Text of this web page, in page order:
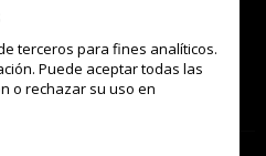
uso
terceros para fines analíticos.
Puede aceptar todas las
o rechazar su uso en